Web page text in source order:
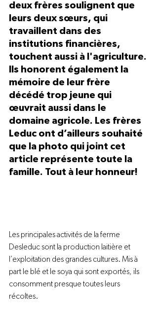
deux frères soulignent que
leurs deux sœurs, qui
travaillent dans des
institutions financières,
touchent aussi à l'agriculture.
Ils honorent également la
mémoire de leur frère
décédé trop jeune qui
œuvrait aussi dans le
domaine agricole. Les frères
Leduc ont d’ailleurs souhaité
que la photo qui joint cet
article représente toute la
famille. Tout à leur honneur!
Les principales activités de la ferme
Desleduc sont la production laitière et
l’exploitation des grandes cultures. Mis à
part le blé et le soya qui sont exportés, ils
consomment presque toutes leurs
récoltes.